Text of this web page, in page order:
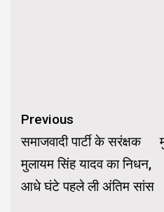
Continue
Reading
Previous
समाजवादी पार्टी के सरंक्षक
मुलायम सिंह यादव का निधन,
आधे घंटे पहले ली अंतिम सांस